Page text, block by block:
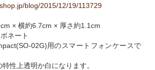
blog/2015/12/19/113729
× 横約6.7cm × 厚さ約1.1cm
ネート
02G)用のスマートフォンケースで
性上透明か白になります。